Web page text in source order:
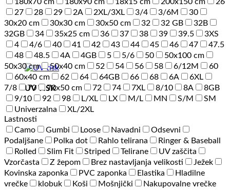
UV TISK
27
28 29 2A 2XL/3XL 3/4 3/6M
30
30x20 cm
30x30 cm 30x50 cm 32 32 GB
32B
32GB
34 35x25 cm 36 37 38 39 39.5
3XS
4
4/6 40 41 42 43 44 45 46 47
47.5
48
48.5 4A 4GB 5 5/6 50
50x100 cm
50x30 cm
50x40 cm 52 54 56 58 6/12M
60
60x40 cm
62 64 64GB 66 68 6A
6XL
7/8
70 70x50 cm 72 74 7XL 8/10 8A
8GB
9/10
92 98 L/XL LX M/L MN S/M
SM
Univerzalna
XL/2XL
Lastnosti
Camo
Gumbi Loose Navadni
Odsevni
Podaljšane
Polka dot Rahlo telirana
Ringer & Baseball
Rolled
Slim Fit Striped Telirane
UV zaščita
Vzorčasta
Z žepom Brez nastavljanja velikosti
Ježek
Kovinska zaponka
PVC zaponka Elastika
Hladilne
vrečke
klobuk Koši Mošnjički
Nakupovalne vrečke